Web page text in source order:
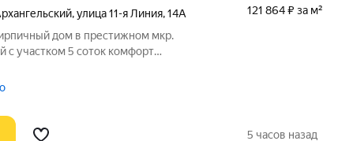
,улица 11-я Линия,14А
дом в престижном мкр.
5 соток комфорт
между уединением и доступностью
121 864 ₽ за м²
5 часов назад